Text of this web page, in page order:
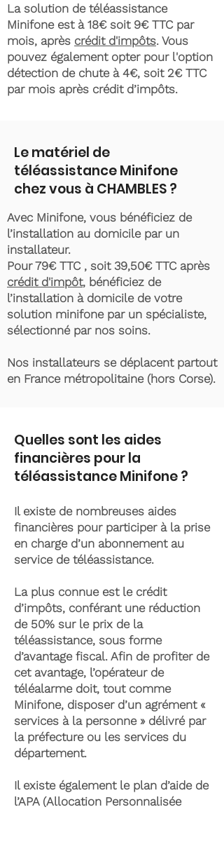
La solution de téléassistance
Minifone est à 18€ soit 9€ TTC par
mois, après crédit d'impôts. Vous
pouvez également opter pour l'option
détection de chute à 4€, soit 2€ TTC
par mois après crédit d’impôts.
Le matériel de
téléassistance Minifone
chez vous à CHAMBLES ?
Avec Minifone, vous bénéficiez de
l’installation au domicile par un
installateur.
Pour 79€ TTC , soit 39,50€ TTC après
crédit d'impôt, bénéficiez de
l’installation à domicile de votre
solution minifone par un spécialiste,
sélectionné par nos soins.
Nos installateurs se déplacent partout
en France métropolitaine (hors Corse).
Quelles sont les aides
financières pour la
téléassistance Minifone ?
Il existe de nombreuses aides
financières pour participer à la prise
en charge d’un abonnement au
service de téléassistance.
La plus connue est le crédit
d’impôts, conférant une réduction
de 50% sur le prix de la
téléassistance, sous forme
d’avantage fiscal. Afin de profiter de
cet avantage, l’opérateur de
téléalarme doit, tout comme
Minifone, disposer d’un agrément «
services à la personne » délivré par
la préfecture ou les services du
département.
Il existe également le plan d’aide de
l’APA (Allocation Personnalisée